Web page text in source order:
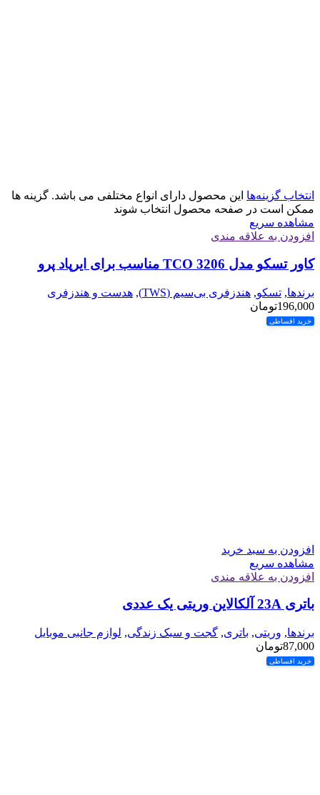
انتخاب گزینه‌ها این محصول دارای انواع مختلفی می باشد. گزینه ها
ممکن است در صفحه محصول انتخاب شوند
مشاهده سریع
افزودن به علاقه مندی
کاور تسکو مدل TCO 3206 مناسب برای ایرپاد پرو
برندها, تسکو, هندزفری بی‌سیم (TWS) , هدست و هندزفری
196,000تومان
خرید اقساطی
افزودن به سبد خرید
مشاهده سریع
افزودن به علاقه مندی
باتری 23A آلکالاین وریتی یک عددی
برندها, وریتی, باتری, گجت و سبک زندگی, لوازم جانبی موبایل
87,000تومان
خرید اقساطی